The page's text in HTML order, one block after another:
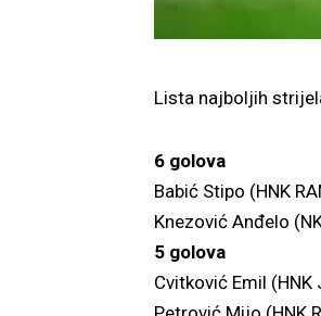
Lista najboljih
6 golova
Babić Stipo (HNK
Knezović Anđelo
5 golova
Cvitković Emil (HNK